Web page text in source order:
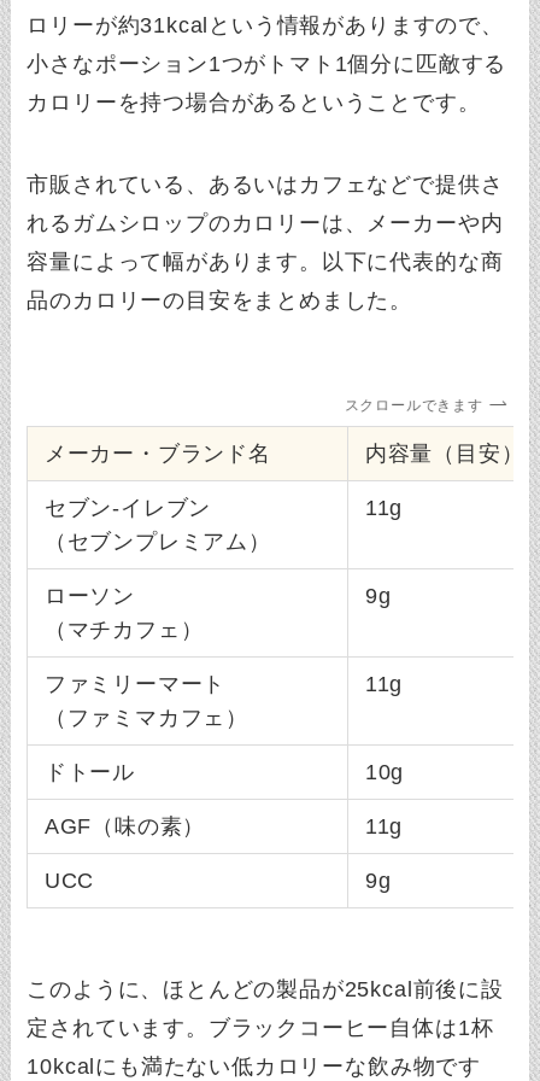
ロリーが約31kcalという情報がありますので、
小さなポーション1つがトマト1個分に匹敵する
カロリーを持つ場合があるということです。
市販されている、あるいはカフェなどで提供さ
れるガムシロップのカロリーは、メーカーや内
容量によって幅があります。以下に代表的な商
品のカロリーの目安をまとめました。
スクロールできます
メーカー・ブランド名 内容量（目安）
セブン-イレブン
（セブンプレミアム）
11g
ローソン
（マチカフェ）
9g
ファミリーマート
（ファミマカフェ）
11g
ドトール 10g
AGF（味の素） 11g
UCC 9g
このように、ほとんどの製品が25kcal前後に設
定されています。ブラックコーヒー自体は1杯
10kcalにも満たない低カロリーな飲み物です